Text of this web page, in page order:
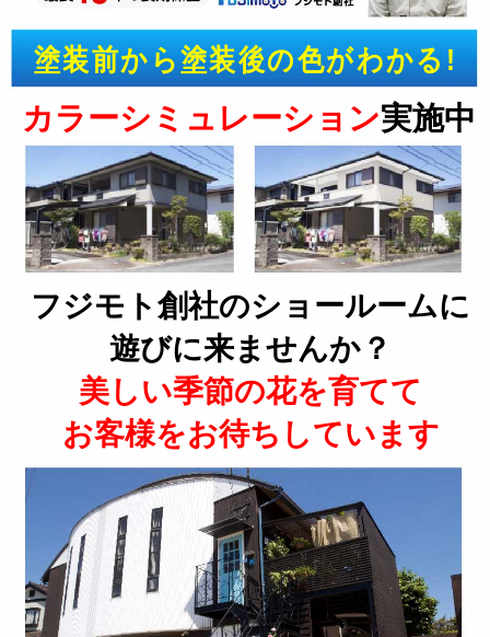
塗装前から塗装後の色がわかる!
カラーシミュレーション実施中
フジモト創社のショールームに
遊びに来ませんか？
美しい季節の花を育てて
お客様をお待ちしています